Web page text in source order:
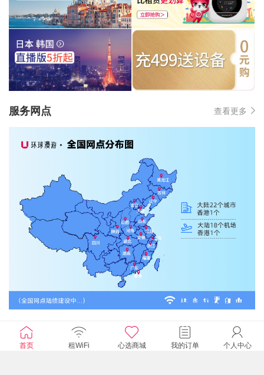
服务网点 查看更多
首页 租WiFi 心选商城 我的订单 个人中心